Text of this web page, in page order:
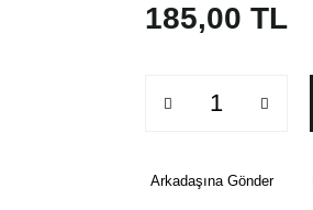
185,00 TL
Arkadaşına Gönder